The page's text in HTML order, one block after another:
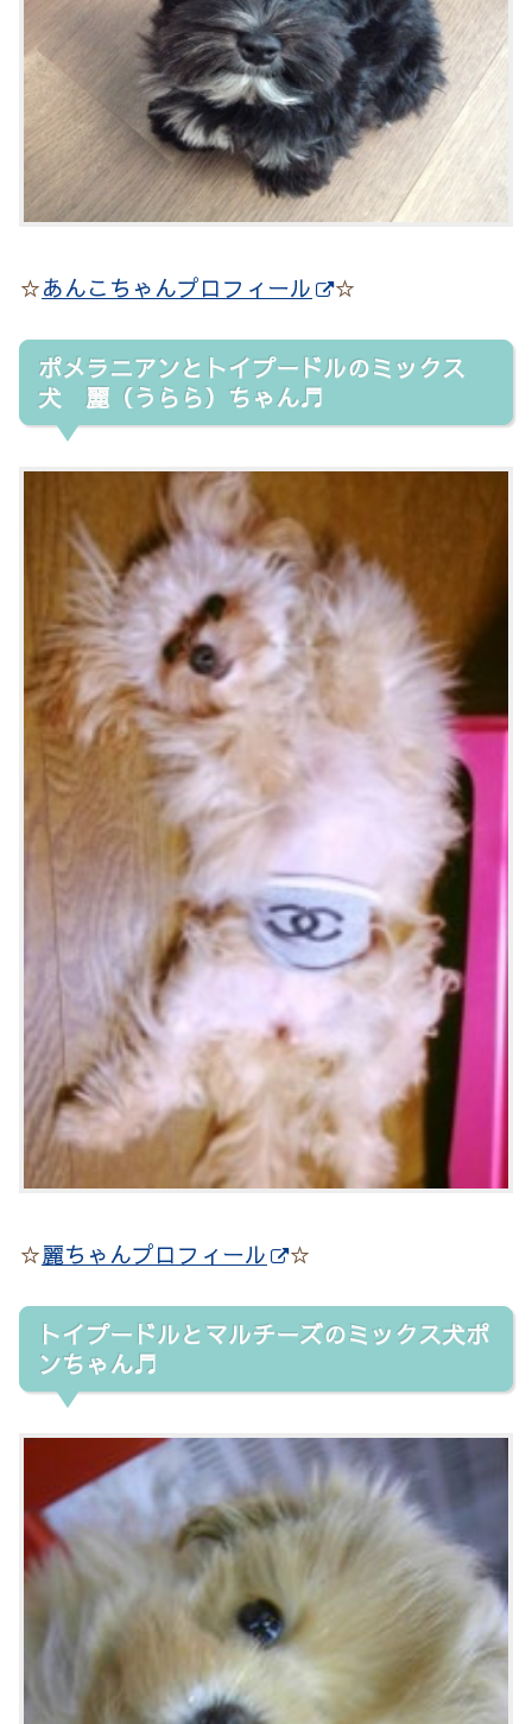
☆あんこちゃんプロフィール ☆
ポメラニアンとトイプードルのミックス
犬 麗（うらら）ちゃん♬
☆麗ちゃんプロフィール ☆
トイプードルとマルチーズのミックス犬ポ
ンちゃん♬